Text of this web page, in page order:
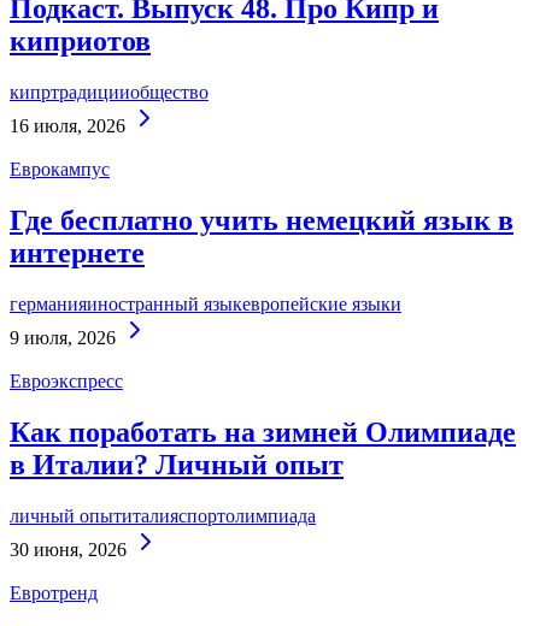
Подкаст. Выпуск 48. Про Кипр и
киприотов
кипртрадицииобщество
16 июля, 2026
Еврокампус
Где бесплатно учить немецкий язык в
интернете
германияиностранный языкевропейские языки
9 июля, 2026
Евроэкспресс
Как поработать на зимней Олимпиаде
в Италии? Личный опыт
личный опытиталияспортолимпиада
30 июня, 2026
Евротренд